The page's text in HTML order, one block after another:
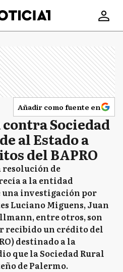
Añadir como fuente en
contra Sociedad
al Estado a
del BAPRO
resolución de
a la entidad
una investigación por
Luciano Miguens, Juan
entre otros, son
recibido un crédito del
destinado a la
que la Sociedad Rural
de Palermo.